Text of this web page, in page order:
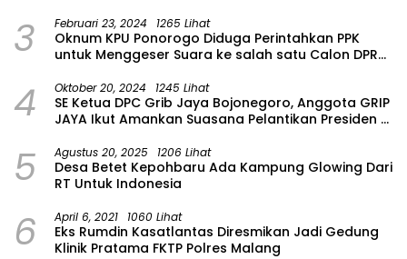
3 Februari 23, 2024 1265 Lihat
Oknum KPU Ponorogo Diduga Perintahkan PPK
untuk Menggeser Suara ke salah satu Calon DPRD
4 Oktober 20, 2024 1245 Lihat
SE Ketua DPC Grib Jaya Bojonegoro, Anggota GRIP
JAYA Ikut Amankan Suasana Pelantikan Presiden di
5 Agustus 20, 2025 1206 Lihat
Desa Betet Kepohbaru Ada Kampung Glowing Dari
RT Untuk Indonesia
6 April 6, 2021 1060 Lihat
Eks Rumdin Kasatlantas Diresmikan Jadi Gedung
Klinik Pratama FKTP Polres Malang